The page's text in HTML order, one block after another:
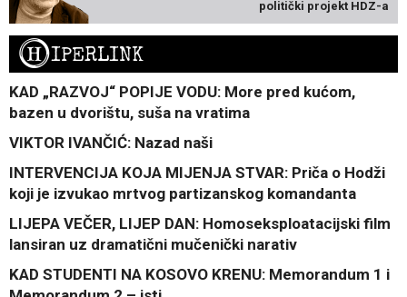
politički projekt HDZ-a
HIPERLINK
KAD „RAZVOJ“ POPIJE VODU: More pred kućom,
bazen u dvorištu, suša na vratima
VIKTOR IVANČIĆ: Nazad naši
INTERVENCIJA KOJA MIJENJA STVAR: Priča o Hodži
koji je izvukao mrtvog partizanskog komandanta
LIJEPA VEČER, LIJEP DAN: Homoseksploatacijski film
lansiran uz dramatični mučenički narativ
KAD STUDENTI NA KOSOVO KRENU: Memorandum 1 i